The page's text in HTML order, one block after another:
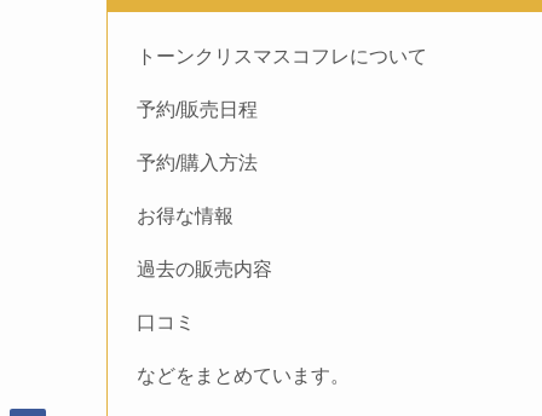
トーンクリスマスコフレについて
予約/販売日程
予約/購入方法
お得な情報
過去の販売内容
口コミ
などをまとめています。